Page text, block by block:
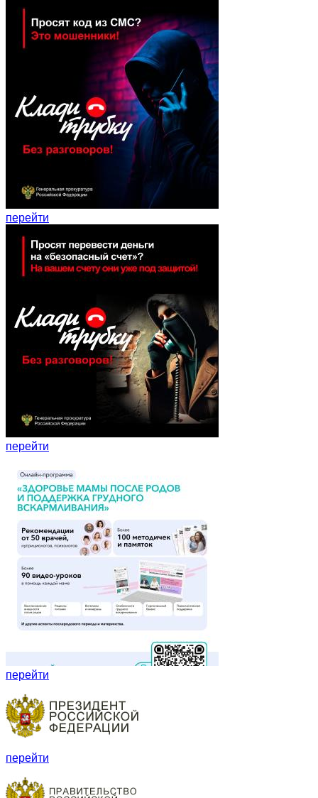
перейти
перейти
перейти
перейти